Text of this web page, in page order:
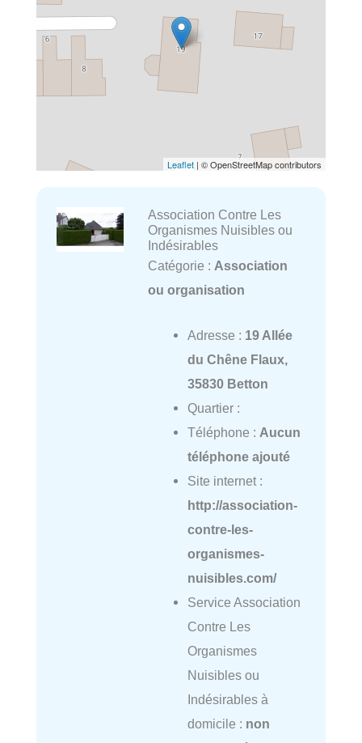
Leaflet | © OpenStreetMap contributors
Association Contre Les
Organismes Nuisibles ou
Indésirables
Catégorie : Association
ou organisation
Adresse : 19 Allée
du Chêne Flaux,
35830 Betton
Quartier :
Téléphone : Aucun
téléphone ajouté
Site internet :
http://association-
contre-les-
organismes-
nuisibles.com/
Service Association
Contre Les
Organismes
Nuisibles ou
Indésirables à
domicile : non